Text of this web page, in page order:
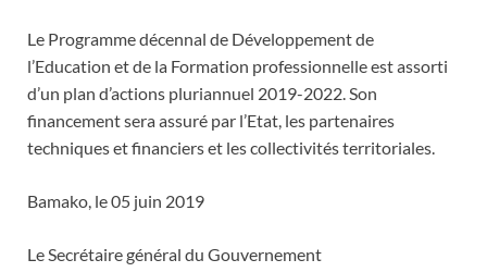
Le Programme décennal de Développement de
l’Education et de la Formation professionnelle est assorti
d’un plan d’actions pluriannuel 2019-2022. Son
financement sera assuré par l’Etat, les partenaires
techniques et financiers et les collectivités territoriales.
Bamako, le 05 juin 2019
Le Secrétaire général du Gouvernement